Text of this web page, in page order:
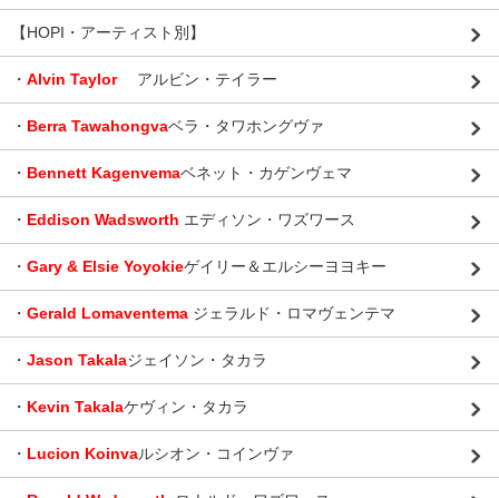
【HOPI・アーティスト別】
・ Alvin Taylor アルビン・テイラー
・ Berra Tawahongvaベラ・タワホングヴァ
・ Bennett Kagenvemaベネット・カゲンヴェマ
・ Eddison Wadsworth エディソン・ワズワース
・ Gary & Elsie Yoyokieゲイリー＆エルシーヨヨキー
・ Gerald Lomaventema ジェラルド・ロマヴェンテマ
・ Jason Takalaジェイソン・タカラ
・ Kevin Takalaケヴィン・タカラ
・ Lucion Koinvaルシオン・コインヴァ